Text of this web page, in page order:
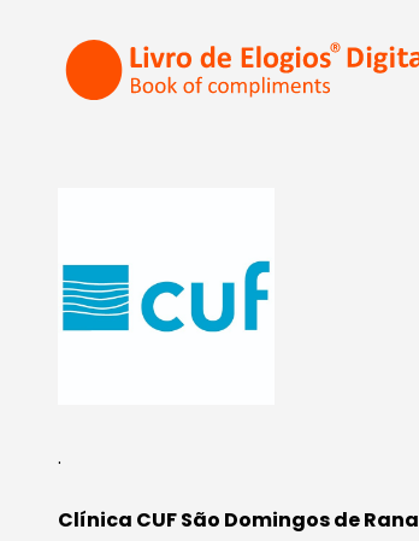
.
Clínica CUF São Domingos de Rana